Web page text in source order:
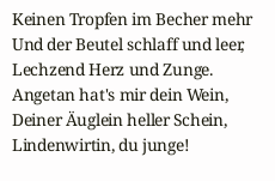
Keinen Tropfen im Becher mehr
Und der Beutel schlaff und leer,
Lechzend Herz und Zunge.
Angetan hat's mir dein Wein,
Deiner Äuglein heller Schein,
Lindenwirtin, du junge!